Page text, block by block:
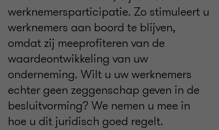
werknemersparticipatie. Zo stimuleert u
werknemers aan boord te blijven,
omdat zij meeprofiteren van de
waardeontwikkeling van uw
onderneming. Wilt u uw werknemers
echter geen zeggenschap geven in de
besluitvorming? We nemen u mee in
hoe u dit juridisch goed regelt.